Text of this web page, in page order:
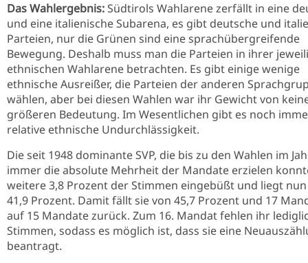
Das Wahlergebnis:Südtirols Wahlarene zerfällt in eine
und eine italienische Subarena, es gibt deutsche und
Parteien, nur die Grünen sind eine sprachübergreifende
Bewegung. Deshalb muss man die Parteien in ihrer
ethnischen Wahlarene betrachten. Es gibt einige wenige
ethnische Ausreißer, die Parteien der anderen
wählen, aber bei diesen Wahlen war ihr Gewicht von
größeren Bedeutung. Im Wesentlichen gibt es noch
relative ethnische Undurchlässigkeit.
Die seit 1948 dominante SVP, die bis zu den Wahlen im
immer die absolute Mehrheit der Mandate erzielen
weitere 3,8 Prozent der Stimmen eingebüßt und liegt
41,9 Prozent. Damit fällt sie von 45,7 Prozent und 17
auf 15 Mandate zurück. Zum 16. Mandat fehlen ihr
Stimmen, sodass es möglich ist, dass sie eine
beantragt.